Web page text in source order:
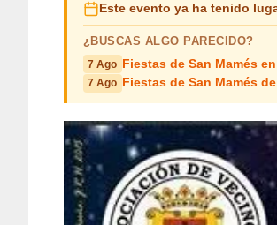
Este evento ya ha tenido
¿BUSCAS ALGO PARECIDO?
7 Ago Fiestas de San Mamés
7 Ago Fiestas de San Mamés